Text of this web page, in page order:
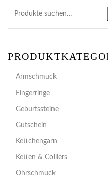
Armschmuck
Fingerringe
Geburtssteine
Gutschein
Kettchengarn
Ketten & Colliers
Ohrschmuck